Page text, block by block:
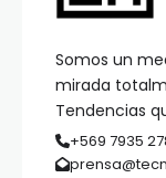
Somos un
mirada
Tendencias
+569 7935